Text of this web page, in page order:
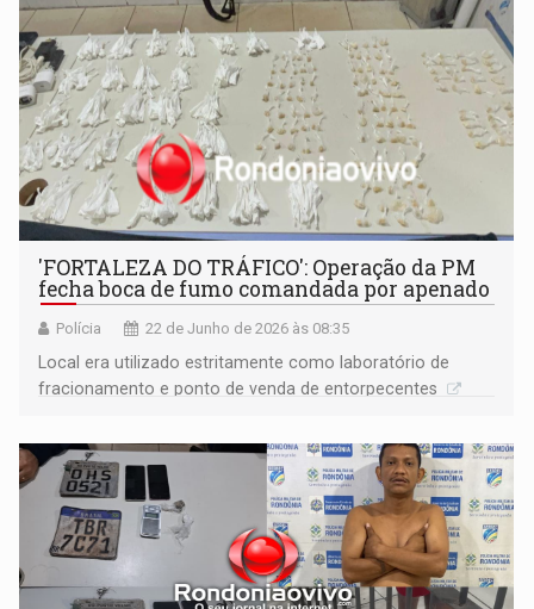
'FORTALEZA DO TRÁFICO': Operação da PM
fecha boca de fumo comandada por apenado
Polícia 22 de Junho de 2026 às 08:35
Local era utilizado estritamente como laboratório de
fracionamento e ponto de venda de entorpecentes